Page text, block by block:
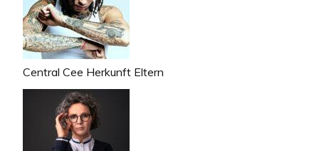
Central Cee Herkunft Eltern